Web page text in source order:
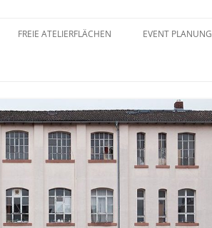
FREIE ATELIERFLÄCHEN EVENT PLANUNG